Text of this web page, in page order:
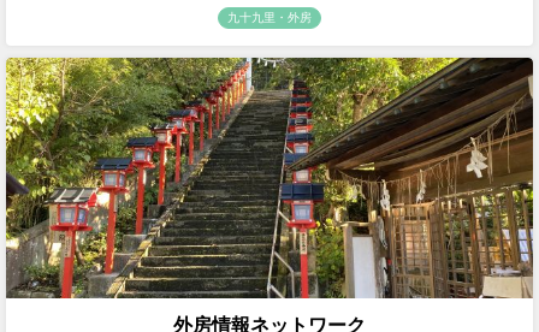
九十九里・外房
外房情報ネットワーク